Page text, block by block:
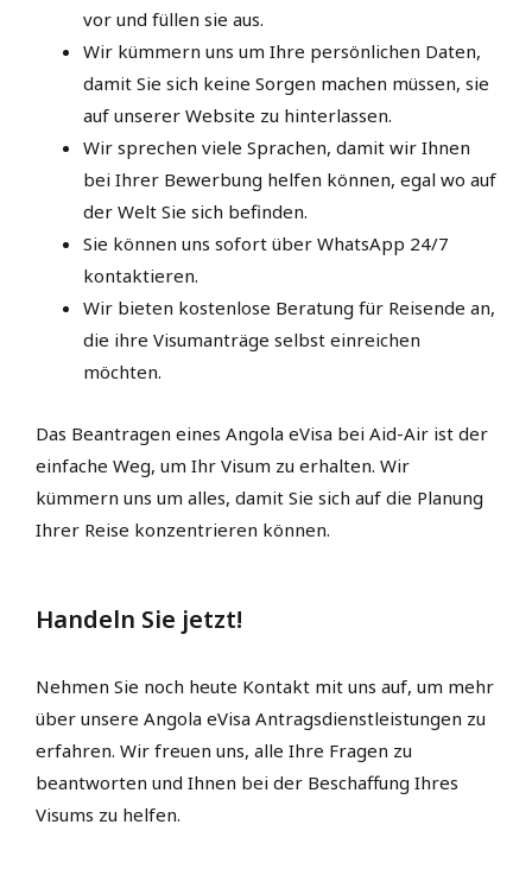
vor und füllen sie aus.
Wir kümmern uns um Ihre persönlichen Daten,
damit Sie sich keine Sorgen machen müssen, sie
auf unserer Website zu hinterlassen.
Wir sprechen viele Sprachen, damit wir Ihnen
bei Ihrer Bewerbung helfen können, egal wo auf
der Welt Sie sich befinden.
Sie können uns sofort über WhatsApp 24/7
kontaktieren.
Wir bieten kostenlose Beratung für Reisende an,
die ihre Visumanträge selbst einreichen
möchten.
Das Beantragen eines Angola eVisa bei Aid-Air ist der
einfache Weg, um Ihr Visum zu erhalten. Wir
kümmern uns um alles, damit Sie sich auf die Planung
Ihrer Reise konzentrieren können.
Handeln Sie jetzt!
Nehmen Sie noch heute Kontakt mit uns auf, um mehr
über unsere Angola eVisa Antragsdienstleistungen zu
erfahren. Wir freuen uns, alle Ihre Fragen zu
beantworten und Ihnen bei der Beschaffung Ihres
Visums zu helfen.